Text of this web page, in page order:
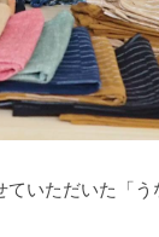
いただいた「